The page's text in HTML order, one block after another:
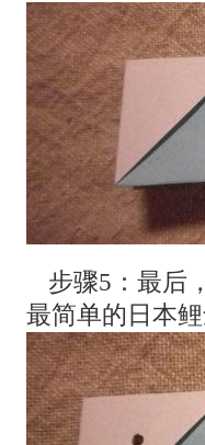
步骤5：最后
最简单的日本鲤